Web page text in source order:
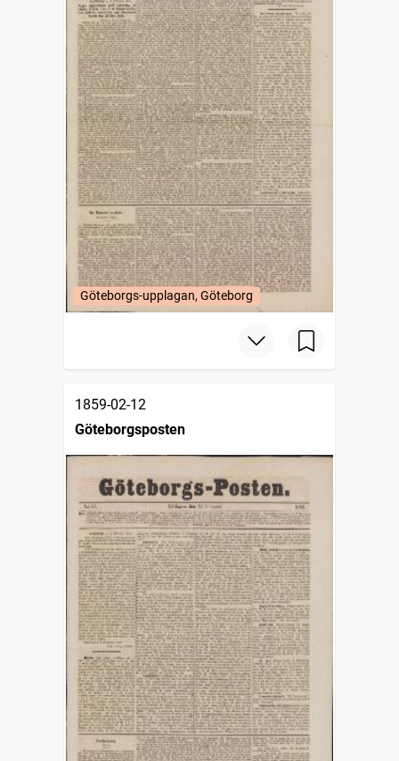
Göteborgs-upplagan, Göteborg
1859-02-12
Göteborgsposten